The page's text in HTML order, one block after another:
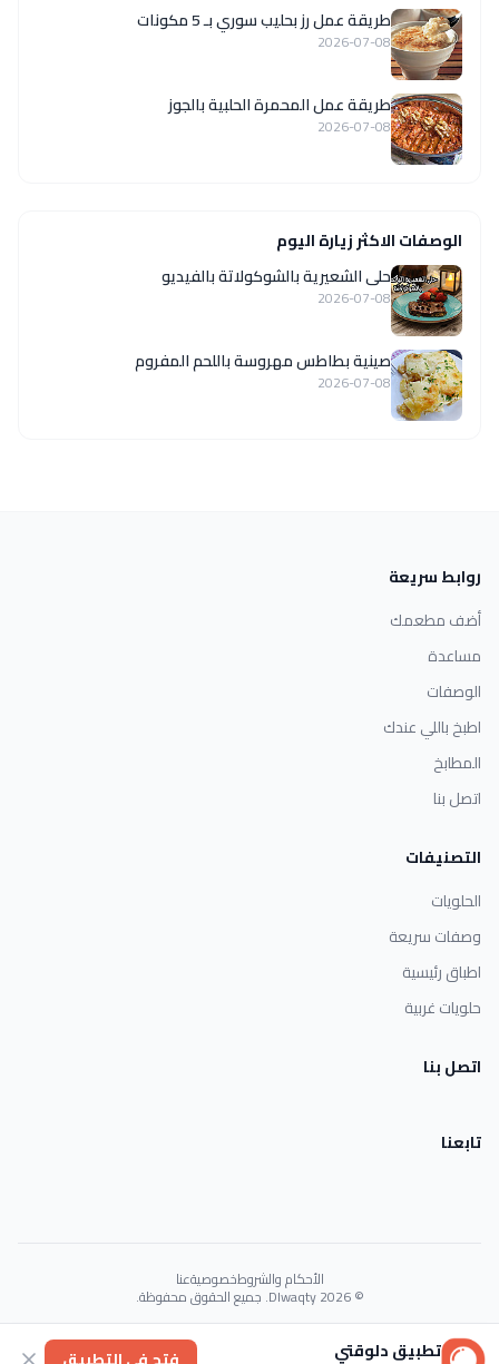
طريقة عمل رز بحليب سوري بـ 5 مكونات
2026-07-08
طريقة عمل المحمرة الحلبية بالجوز
2026-07-08
الوصفات الاكثر زيارة اليوم
حلى الشعيرية بالشوكولاتة بالفيديو
2026-07-08
صينية بطاطس مهروسة باللحم المفروم
2026-07-08
روابط سريعة
أضف مطعمك
مساعدة
الوصفات
اطبخ باللي عندك
المطابخ
اتصل بنا
التصنيفات
الحلويات
وصفات سريعة
اطباق رئيسية
حلويات غربية
اتصل بنا
تابعنا
الأحكام والشروطخصوصيةعنا
© 2026 Dlwaqty. جميع الحقوق محفوظة.
Powered byGAIT
تطبيق دلوقتي